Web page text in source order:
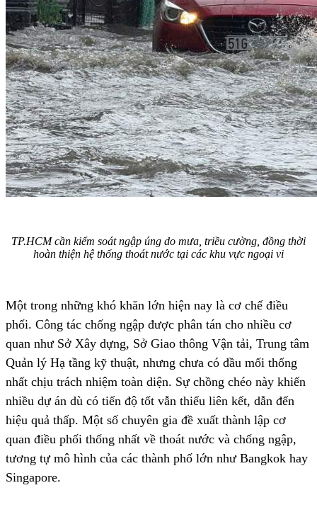
TP.HCM cần kiểm soát ngập úng do mưa, triều cường, đồng thời
hoàn thiện hệ thống thoát nước tại các khu vực ngoại vi
Một trong những khó khăn lớn hiện nay là cơ chế điều
phối. Công tác chống ngập được phân tán cho nhiều cơ
quan như Sở Xây dựng, Sở Giao thông Vận tải, Trung tâm
Quản lý Hạ tầng kỹ thuật, nhưng chưa có đầu mối thống
nhất chịu trách nhiệm toàn diện. Sự chồng chéo này khiến
nhiều dự án dù có tiến độ tốt vẫn thiếu liên kết, dẫn đến
hiệu quả thấp. Một số chuyên gia đề xuất thành lập cơ
quan điều phối thống nhất về thoát nước và chống ngập,
tương tự mô hình của các thành phố lớn như Bangkok hay
Singapore.